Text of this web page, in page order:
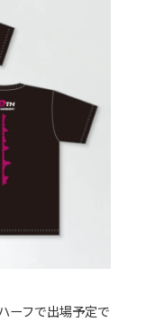
ーフで出場予定で